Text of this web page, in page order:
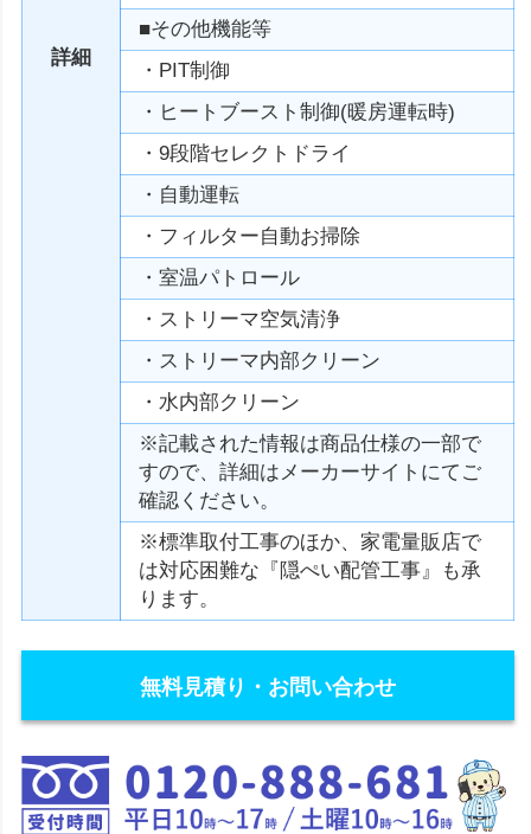
詳細
■その他機能等
・PIT制御
・ヒートブースト制御(暖房運転時)
・9段階セレクトドライ
・自動運転
・フィルター自動お掃除
・室温パトロール
・ストリーマ空気清浄
・ストリーマ内部クリーン
・水内部クリーン
※記載された情報は商品仕様の一部で
すので、詳細はメーカーサイトにてご
確認ください。
※標準取付工事のほか、家電量販店で
は対応困難な『隠ぺい配管工事』も承
ります。
無料見積り・お問い合わせ